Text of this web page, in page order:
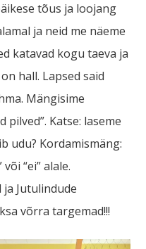
tõus ja loojang
ja neid me näeme
katavad kogu taeva ja
hall. Lapsed said
Mängisime
pilved”. Katse: laseme
udu? Kordamismäng:
“ei” alale.
Jutulindude
võrra targemad!!!